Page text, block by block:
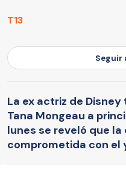
T13
Seguir
La ex actriz de
Tana Mongeau a
lunes se reveló que
comprometida con el